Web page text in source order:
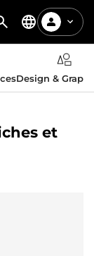
Design &
et